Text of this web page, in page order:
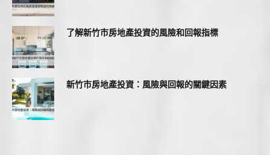
了解新竹市房地產投資的風險和回報指標
新竹市房地產投資：風險與回報的關鍵因素